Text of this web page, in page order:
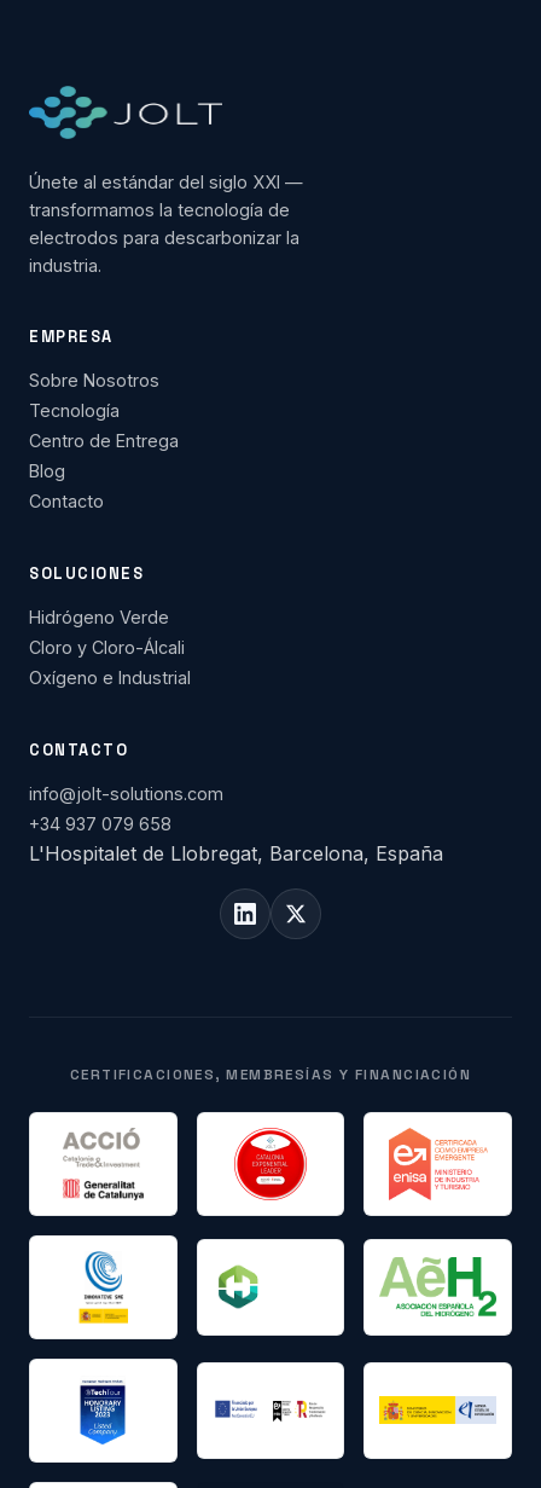
Únete al estándar del siglo XXI —
transformamos la tecnología de
electrodos para descarbonizar la
industria.
EMPRESA
Sobre Nosotros
Tecnología
Centro de Entrega
Blog
Contacto
SOLUCIONES
Hidrógeno Verde
Cloro y Cloro-Álcali
Oxígeno e Industrial
CONTACTO
info@jolt-solutions.com
+34 937 079 658
L'Hospitalet de Llobregat, Barcelona, España
CERTIFICACIONES, MEMBRESÍAS Y FINANCIACIÓN